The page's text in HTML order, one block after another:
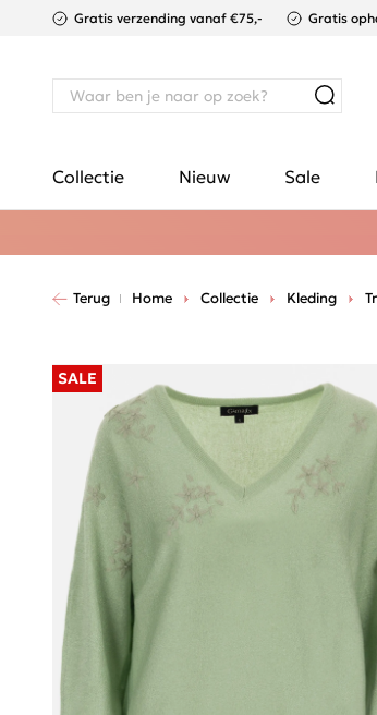
Gratis verzending vanaf €75,- Gratis
Collectie Nieuw Sale
Terug Home Collectie Kleding
SALE